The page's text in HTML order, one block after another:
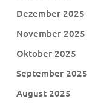
Dezember 2025
November 2025
Oktober 2025
September 2025
August 2025